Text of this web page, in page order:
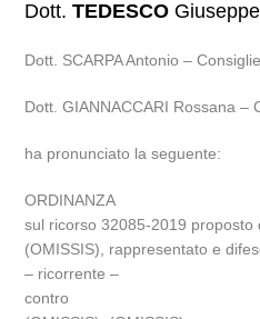
Dott.TEDESCO
Dott. SCARPA Antonio –
Dott. GIANNACCARI Rossana –
ha pronunciato la seguente:
ORDINANZA
sul ricorso 32085-2019 proposto
(OMISSIS), rappresentato e
– ricorrente –
contro